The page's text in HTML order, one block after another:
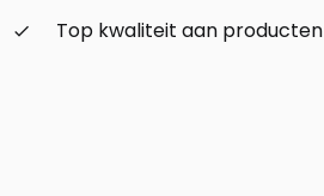
check_small
Top kwaliteit aan producten